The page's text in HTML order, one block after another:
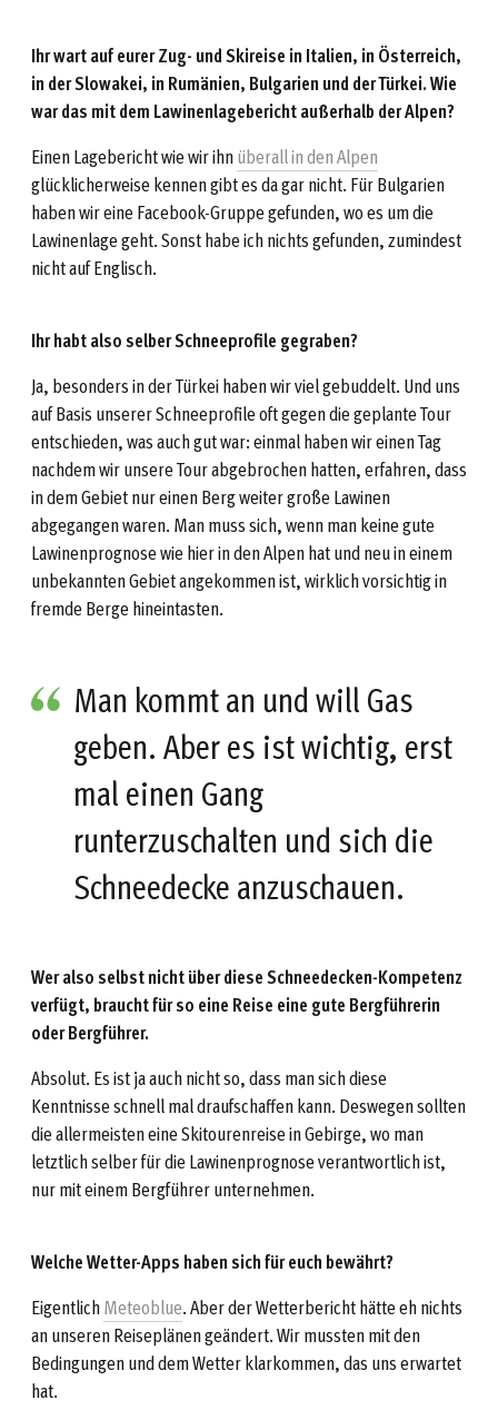
Ihr wart auf eurer Zug- und Skireise in Italien, in Österreich,
in der Slowakei, in Rumänien, Bulgarien und der Türkei. Wie
war das mit dem Lawinenlagebericht außerhalb der Alpen?
Einen Lagebericht wie wir ihnüberall in den Alpen
glücklicherweise kennen gibt es da gar nicht. Für Bulgarien
haben wir eine Facebook-Gruppe gefunden, wo es um die
Lawinenlage geht. Sonst habe ich nichts gefunden, zumindest
nicht auf Englisch.
Ihr habt also selber Schneeprofile gegraben?
Ja, besonders in der Türkei haben wir viel gebuddelt. Und uns
auf Basis unserer Schneeprofile oft gegen die geplante Tour
entschieden, was auch gut war: einmal haben wir einen Tag
nachdem wir unsere Tour abgebrochen hatten, erfahren, dass
in dem Gebiet nur einen Berg weiter große Lawinen
abgegangen waren. Man muss sich, wenn man keine gute
Lawinenprognose wie hier in den Alpen hat und neu in einem
unbekannten Gebiet angekommen ist, wirklich vorsichtig in
fremde Berge hineintasten.
Man kommt an und will Gas
geben. Aber es ist wichtig, erst
mal einen Gang
runterzuschalten und sich die
Schneedecke anzuschauen.
Wer also selbst nicht über diese Schneedecken-Kompetenz
verfügt, braucht für so eine Reise eine gute Bergführerin
oder Bergführer.
Absolut. Es ist ja auch nicht so, dass man sich diese
Kenntnisse schnell mal draufschaffen kann. Deswegen sollten
die allermeisten eine Skitourenreise in Gebirge, wo man
letztlich selber für die Lawinenprognose verantwortlich ist,
nur mit einem Bergführer unternehmen.
Welche Wetter-Apps haben sich für euch bewährt?
EigentlichMeteoblue. Aber der Wetterbericht hätte eh nichts
an unseren Reiseplänen geändert. Wir mussten mit den
Bedingungen und dem Wetter klarkommen, das uns erwartet
hat.